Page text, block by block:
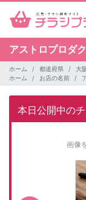
アストロプロダ
ホーム 都道府県 大
ホーム
お店の名前
本日公開中の
画像